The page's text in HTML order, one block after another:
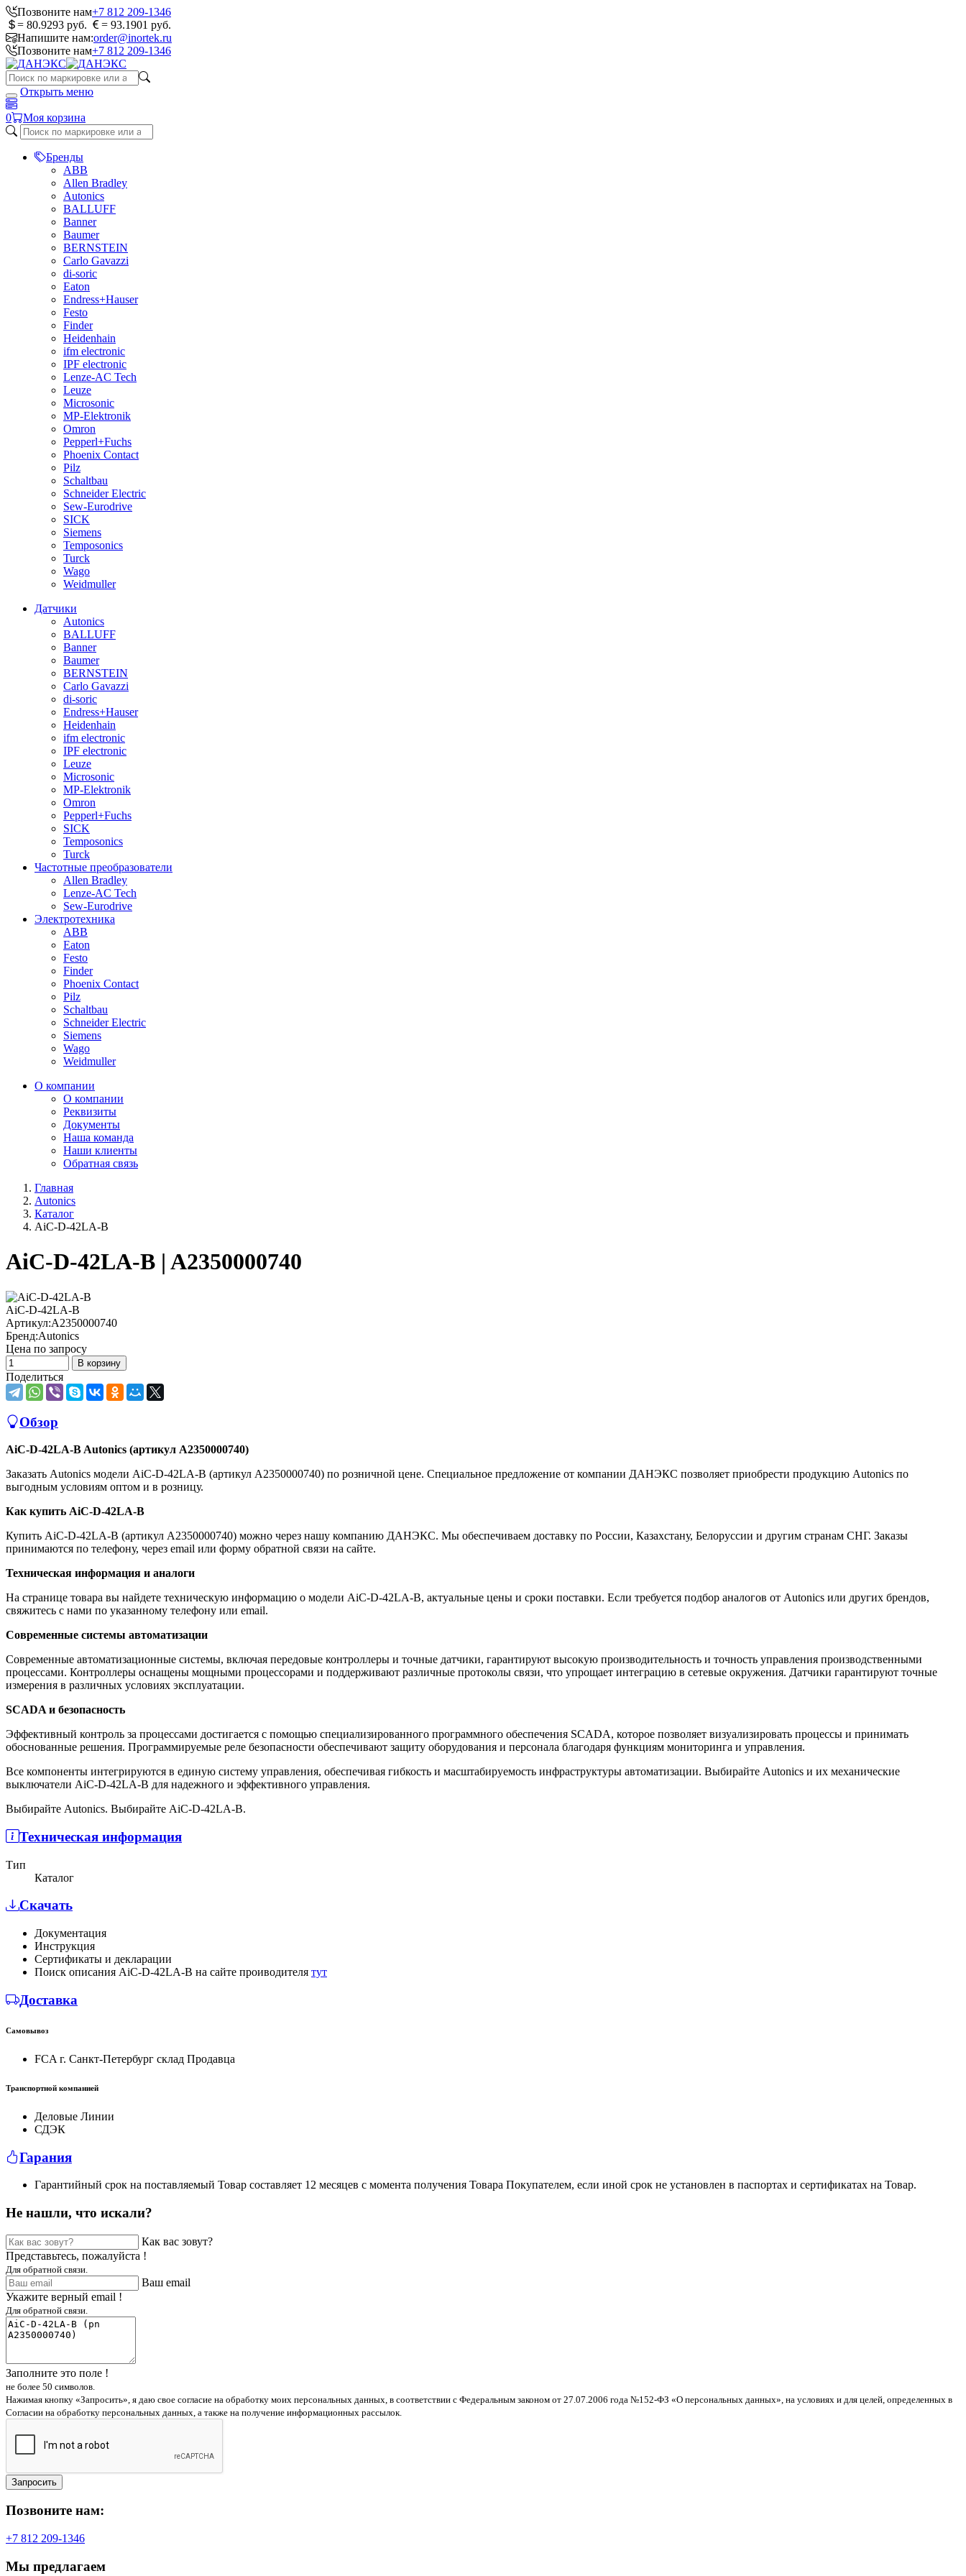
Позвоните нам+7 812 209-1346
= 80.9293 руб.
= 93.1901 руб.
Напишите нам:order@inortek.ru
Позвоните нам+7 812 209-1346
Открыть меню
0 Моя корзина
Бренды
ABB
Allen Bradley
Autonics
BALLUFF
Banner
Baumer
BERNSTEIN
Carlo Gavazzi
di-soric
Eaton
Endress+Hauser
Festo
Finder
Heidenhain
ifm electronic
IPF electronic
Lenze-AC Tech
Leuze
Microsonic
MP-Elektronik
Omron
Pepperl+Fuchs
Phoenix Contact
Pilz
Schaltbau
Schneider Electric
Sew-Eurodrive
SICK
Siemens
Temposonics
Turck
Wago
Weidmuller
Датчики
Autonics
BALLUFF
Banner
Baumer
BERNSTEIN
Carlo Gavazzi
di-soric
Endress+Hauser
Heidenhain
ifm electronic
IPF electronic
Leuze
Microsonic
MP-Elektronik
Omron
Pepperl+Fuchs
SICK
Temposonics
Turck
Частотные преобразователи
Allen Bradley
Lenze-AC Tech
Sew-Eurodrive
Электротехника
ABB
Eaton
Festo
Finder
Phoenix Contact
Pilz
Schaltbau
Schneider Electric
Siemens
Wago
Weidmuller
О компании
О компании
Реквизиты
Документы
Наша команда
Наши клиенты
Обратная связь
Главная
Autonics
Каталог
AiC-D-42LA-B
AiC-D-42LA-B | A2350000740
AiC-D-42LA-B
Артикул:A2350000740
Бренд:Autonics
Цена по запросу
В корзину
Поделиться
Обзор
AiC-D-42LA-B Autonics (артикул A2350000740)
Заказать Autonics модели AiC-D-42LA-B (артикул A2350000740) по розничной цене. Специальное предложение от компании ДАНЭКС позволяет приобрести продукцию Autonics по
выгодным условиям оптом и в розницу.
Как купить AiC-D-42LA-B
Купить AiC-D-42LA-B (артикул A2350000740) можно через нашу компанию ДАНЭКС. Мы обеспечиваем доставку по России, Казахстану, Белоруссии и другим странам СНГ. Заказы
принимаются по телефону, через email или форму обратной связи на сайте.
Техническая информация и аналоги
На странице товара вы найдете техническую информацию о модели AiC-D-42LA-B, актуальные цены и сроки поставки. Если требуется подбор аналогов от Autonics или других брендов,
свяжитесь с нами по указанному телефону или email.
Современные системы автоматизации
Современные автоматизационные системы, включая передовые контроллеры и точные датчики, гарантируют высокую производительность и точность управления производственными
процессами. Контроллеры оснащены мощными процессорами и поддерживают различные протоколы связи, что упрощает интеграцию в сетевые окружения. Датчики гарантируют точные
измерения в различных условиях эксплуатации.
SCADA и безопасность
Эффективный контроль за процессами достигается с помощью специализированного программного обеспечения SCADA, которое позволяет визуализировать процессы и принимать
обоснованные решения. Программируемые реле безопасности обеспечивают защиту оборудования и персонала благодаря функциям мониторинга и управления.
Все компоненты интегрируются в единую систему управления, обеспечивая гибкость и масштабируемость инфраструктуры автоматизации. Выбирайте Autonics и их механические
выключатели AiC-D-42LA-B для надежного и эффективного управления.
Выбирайте Autonics. Выбирайте AiC-D-42LA-B.
Техническая информация
Тип
Каталог
Скачать
Документация
Инструкция
Сертификаты и декларации
Поиск описания AiC-D-42LA-B на сайте проиводителя тут
Доставка
Самовывоз
FCA г. Санкт-Петербург склад Продавца
Транспортной компанией
Деловые Линии
СДЭК
Гарания
Гарантийный срок на поставляемый Товар составляет 12 месяцев с момента получения Товара Покупателем, если иной срок не установлен в паспортах и сертификатах на Товар.
Не нашли, что искали?
Как вас зовут?
Представьтесь, пожалуйста !
Для обратной связи.
Ваш email
Укажите верный email !
Для обратной связи.
Заполните это поле !
не более 50 символов.
Нажимая кнопку «Запросить», я даю свое согласие на обработку моих персональных данных, в соответствии с Федеральным законом от 27.07.2006 года №152-ФЗ «О персональных данных», на условиях и для целей, определенных в
Согласии на обработку персональных данных, а также на получение информационных рассылок.
Запросить
Позвоните нам:
+7 812 209-1346
Мы предлагаем